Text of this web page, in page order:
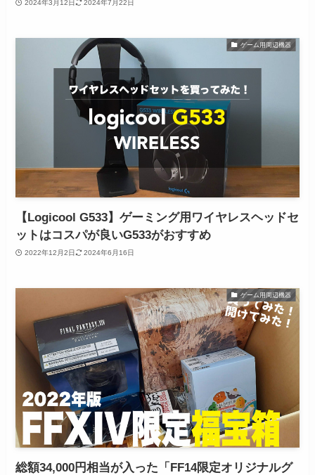
2024年3月12日 2024年7月22日
ゲーム用周辺機器
【Logicool G533】ゲーミング用ワイヤレスヘッドセ
ットはコスパが良いG533がおすすめ
2022年12月2日 2024年6月16日
ゲーム用周辺機器
総額34,000円相当が入った「FF14限定オリジナルグ